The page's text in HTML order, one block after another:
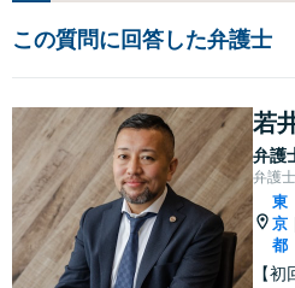
この質問に回答した弁護士
若
弁護
弁護
東
京
都
【